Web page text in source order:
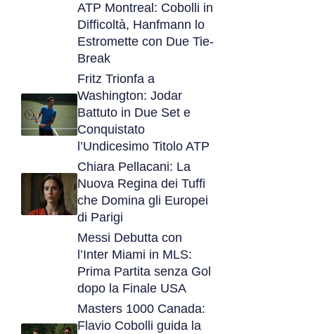
ATP Montreal: Cobolli in
Difficoltà, Hanfmann lo
Estromette con Due Tie-
Break
Fritz Trionfa a
Washington: Jodar
Battuto in Due Set e
Conquistato
l’Undicesimo Titolo ATP
Chiara Pellacani: La
Nuova Regina dei Tuffi
che Domina gli Europei
di Parigi
Messi Debutta con
l’Inter Miami in MLS:
Prima Partita senza Gol
dopo la Finale USA
Masters 1000 Canada:
Flavio Cobolli guida la